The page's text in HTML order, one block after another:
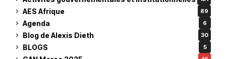
AES Afrique 89
Agenda 6
Blog de Alexis Dieth 30
BLOGS 5